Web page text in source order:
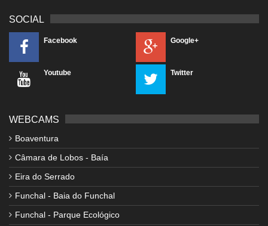
SOCIAL
Facebook Google+
Youtube Twitter
WEBCAMS
Boaventura
Câmara de Lobos - Baía
Eira do Serrado
Funchal - Baia do Funchal
Funchal - Parque Ecológico